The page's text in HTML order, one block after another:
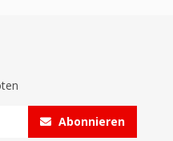
Abonnieren